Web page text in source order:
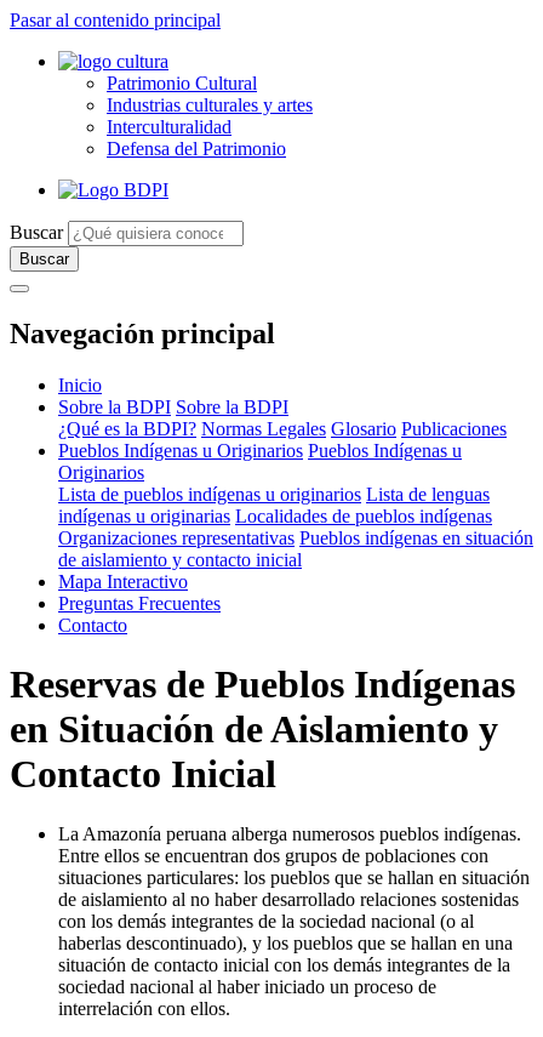
Pasar al contenido principal
Patrimonio Cultural
Industrias culturales y artes
Interculturalidad
Defensa del Patrimonio
Buscar
Navegación principal
Inicio
Sobre la BDPI Sobre la BDPI
¿Qué es la BDPI? Normas Legales Glosario Publicaciones
Pueblos Indígenas u Originarios Pueblos Indígenas u
Originarios
Lista de pueblos indígenas u originarios Lista de lenguas
indígenas u originarias Localidades de pueblos indígenas
Organizaciones representativas Pueblos indígenas en situación
de aislamiento y contacto inicial
Mapa Interactivo
Preguntas Frecuentes
Contacto
Reservas de Pueblos Indígenas
en Situación de Aislamiento y
Contacto Inicial
La Amazonía peruana alberga numerosos pueblos indígenas.
Entre ellos se encuentran dos grupos de poblaciones con
situaciones particulares: los pueblos que se hallan en situación
de aislamiento al no haber desarrollado relaciones sostenidas
con los demás integrantes de la sociedad nacional (o al
haberlas descontinuado), y los pueblos que se hallan en una
situación de contacto inicial con los demás integrantes de la
sociedad nacional al haber iniciado un proceso de
interrelación con ellos.